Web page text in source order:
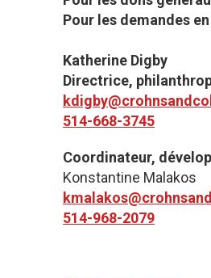
Pour les demandes
Katherine Digby
Directrice,
514-668-3745
Coordinateur,
Konstantine Malakos
514-968-2079